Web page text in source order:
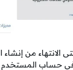
الانتهاء من
حساب المستخدم